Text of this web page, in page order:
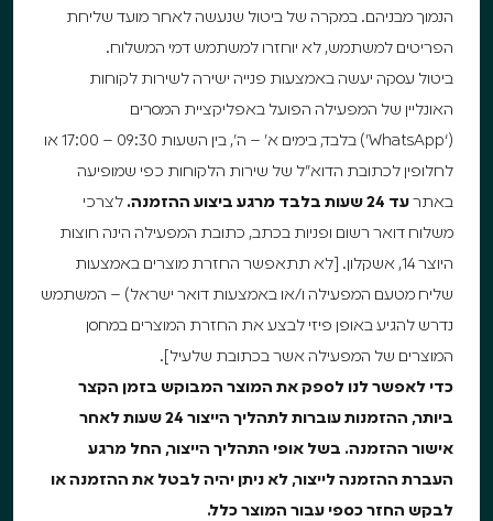
הנמוך מבניהם. במקרה של ביטול שנעשה לאחר מועד שליחת
הפריטים למשתמש, לא יוחזרו למשתמש דמי המשלוח.
ביטול עסקה יעשה באמצעות פנייה ישירה לשירות לקוחות
האונליין של המפעילה הפועל באפליקציית המסרים
(‘WhatsApp’) בלבד, בימים א’ – ה’, בין השעות 09:30 – 17:00 או
לחלופין לכתובת הדוא”ל של שירות הלקוחות כפי שמופיעה
באתרעד 24 שעות בלבד מרגע ביצוע ההזמנה.
לצרכי
משלוח דואר רשום ופניות בכתב, כתובת המפעילה הינה חוצות
היוצר 14, אשקלון. [לא תתאפשר החזרת מוצרים באמצעות
שליח מטעם המפעילה ו/או באמצעות דואר ישראל) – המשתמש
נדרש להגיע באופן פיזי לבצע את החזרת המוצרים במחסן
המוצרים של המפעילה אשר בכתובת שלעיל].
כדי לאפשר לנו לספק את המוצר המבוקש בזמן הקצר
ביותר, ההזמנות עוברות לתהליך הייצור 24 שעות לאחר
אישור ההזמנה. בשל אופי התהליך הייצור, החל מרגע
העברת ההזמנה לייצור, לא ניתן יהיה לבטל את ההזמנה או
לבקש החזר כספי עבור המוצר כלל.